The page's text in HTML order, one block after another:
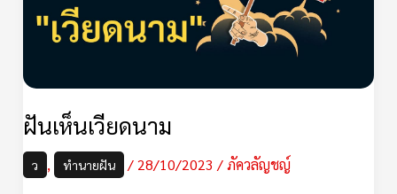
ฝันเห็นเวียดนาม
ว , ทำนายฝัน /28/10/2023/ภัควลัญชญ์